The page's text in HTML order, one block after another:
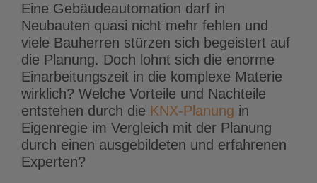
Eine Gebäudeautomation darf in
Neubauten quasi nicht mehr fehlen und
viele Bauherren stürzen sich begeistert auf
die Planung. Doch lohnt sich die enorme
Einarbeitungszeit in die komplexe Materie
wirklich? Welche Vorteile und Nachteile
entstehen durch die KNX-Planung in
Eigenregie im Vergleich mit der Planung
durch einen ausgebildeten und erfahrenen
Experten?